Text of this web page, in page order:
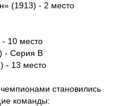
(1913) - 2 место
10 место
- Серия В
- 13 место
чемпионами становились
команды: